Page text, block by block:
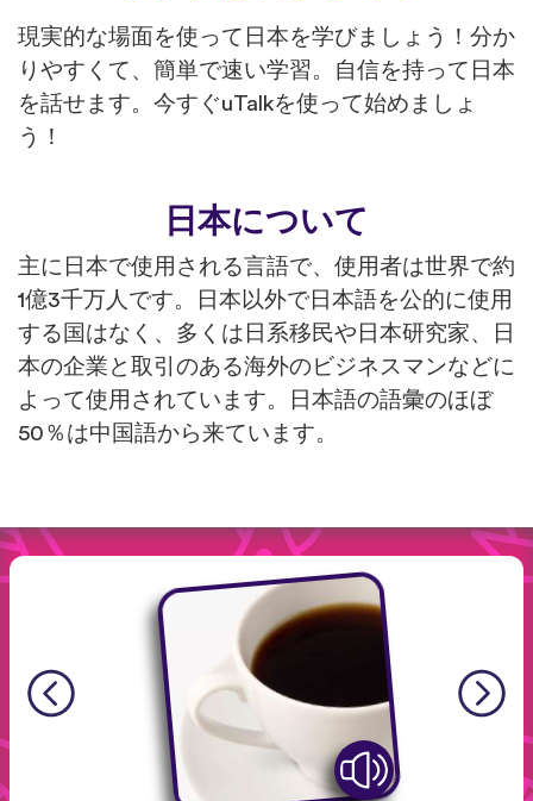
現実的な場面を使って日本を学びましょう！分か
りやすくて、簡単で速い学習。自信を持って日本
を話せます。今すぐuTalkを使って始めましょ
う！
日本について
主に日本で使用される言語で、使用者は世界で約
1億3千万人です。日本以外で日本語を公的に使用
する国はなく、多くは日系移民や日本研究家、日
本の企業と取引のある海外のビジネスマンなどに
よって使用されています。日本語の語彙のほぼ
50％は中国語から来ています。